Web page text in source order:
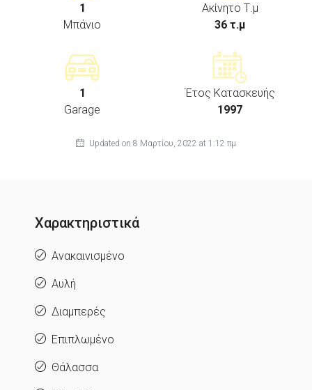
1
Μπάνιο
Ακίνητο Τ.μ
36 τ.μ
1
Garage
Έτος Κατασκευής
1997
Updated on 8 Μαρτίου, 2022 at 1:12 πμ
Χαρακτηριστικά
Ανακαινισμένο
Αυλή
Διαμπερές
Επιπλωμένο
Θάλασσα